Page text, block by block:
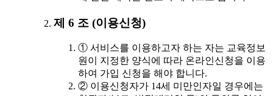
제 6 조 (이용신청)
① 서비스를 이용하고자 하는 자는 교육정보
원이 지정한 양식에 따라 온라인신청을 이용
하여 가입 신청을 해야 합니다.
② 이용신청자가 14세 미만인자일 경우에는